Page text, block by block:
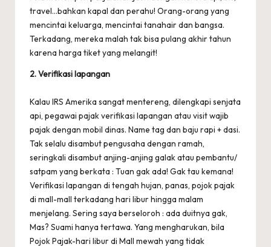
travel…bahkan kapal dan perahu! Orang-orang yang
mencintai keluarga, mencintai tanahair dan bangsa.
Terkadang, mereka malah tak bisa pulang akhir tahun
karena harga tiket yang melangit!
2. Verifikasi lapangan
Kalau IRS Amerika sangat mentereng, dilengkapi senjata
api, pegawai pajak verifikasi lapangan atau visit wajib
pajak dengan mobil dinas. Name tag dan baju rapi + dasi.
Tak selalu disambut pengusaha dengan ramah,
seringkali disambut anjing-anjing galak atau pembantu/
satpam yang berkata : Tuan gak ada! Gak tau kemana!
Verifikasi lapangan di tengah hujan, panas, pojok pajak
di mall-mall terkadang hari libur hingga malam
menjelang. Sering saya berseloroh : ada duitnya gak,
Mas? Suami hanya tertawa. Yang mengharukan, bila
Pojok Pajak-hari libur di Mall mewah yang tidak